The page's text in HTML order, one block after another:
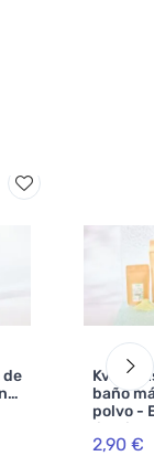
de
Kvitok
baño
polvo -
2,90 €